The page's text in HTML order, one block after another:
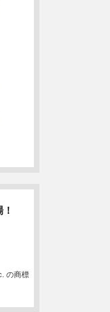
の商標